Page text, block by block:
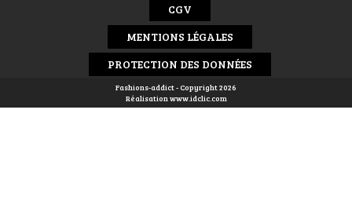
CGV
MENTIONS LÉGALES
PROTECTION DES DONNÉES
Fashions-addict - Copyright 2026
Réalisation www.idclic.com